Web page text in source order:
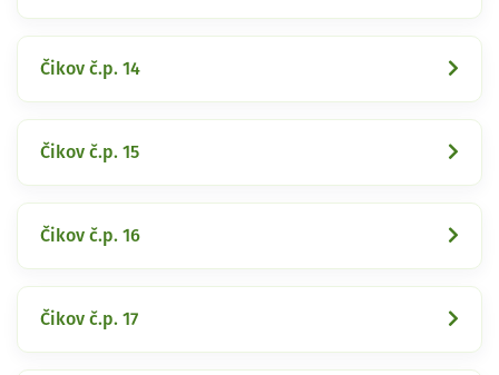
Čikov č.p. 14
Čikov č.p. 15
Čikov č.p. 16
Čikov č.p. 17